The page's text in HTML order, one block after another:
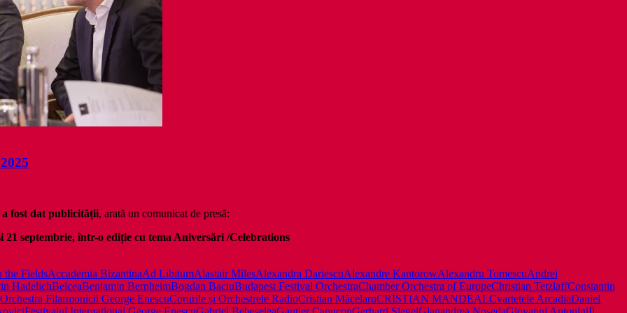
fost dat publicității, arată un comunicat de presă:
septembrie, într-o ediție cu tema Aniversări /Celebrations
the FieldsAccademia BizantinaAd LibitumAlastair MilesAlexandra DariescuAlexandre KantorowAlexandru TomescuAndrei
HadelichBelceaBenjamin BernheimBogdan BaciuBudapest Festival OrchestraChamber Orchestra of EuropeChristian TetzlaffConstantin
Filarmonicii George EnescuCorurile și Orchestrele RadioCristian MăcelaruCRISTIAN MANDEALCvartetele ArcadiaDaniel